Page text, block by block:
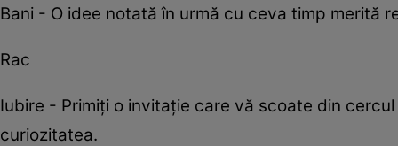
Bani - O idee notată în urmă cu ceva timp merită
Rac
Iubire - Primiți o invitație care vă scoate din
curiozitatea.